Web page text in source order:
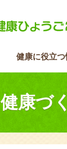
健康に役立つ
健康づ